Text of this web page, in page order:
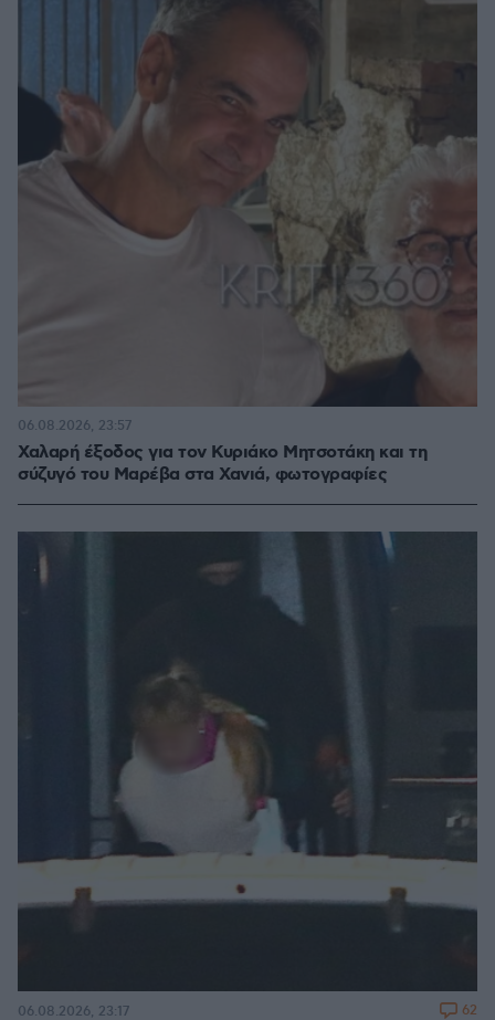
Χαλαρή έξοδος για τον Κυριάκο Μητσοτάκη και τη
σύζυγό του Μαρέβα στα Χανιά, φωτογραφίες
06.08.2026, 23:57
06.08.2026, 23:17 62